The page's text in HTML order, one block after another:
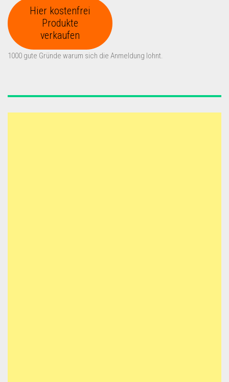
Hier kostenfrei
Produkte
verkaufen
1000 gute Gründe warum sich die Anmeldung lohnt.